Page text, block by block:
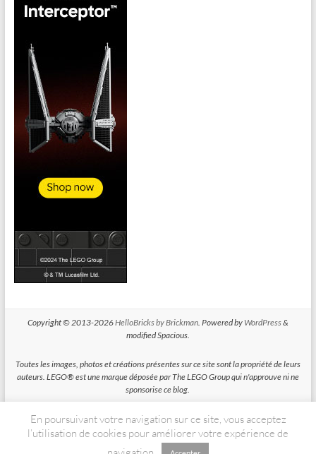
Copyright © 2013-2026HelloBricks by Brickman. Powered by WordPress&
modified Spacious.
Toutes les images, photos et créations présentes sur ce site sont la propriété de leurs
auteurs. LEGO® est une marque déposée par The LEGO Group qui n'approuve ni ne
sponsorise ce blog.
HelloBricks participe au Programme Partenaires d'Amazon EU, un programme
d'affiliation conçu pour permettre à des sites de percevoir une rémunération grace à
la création de liens vers Amazon.fr
En poursuivant votre navigation sur ce site, vous acceptez
l’utilisation de cookies pour améliorer votre expérience de